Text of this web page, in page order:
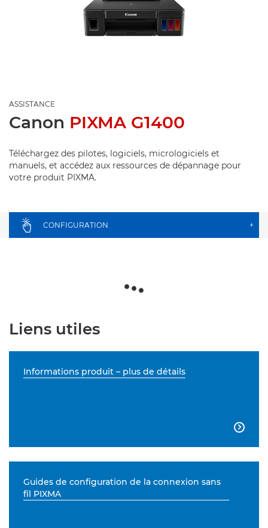
ASSISTANCE
Canon PIXMA G1400
Téléchargez des pilotes, logiciels, micrologiciels et
manuels, et accédez aux ressources de dépannage pour
votre produit PIXMA.
CONFIGURATION +
Liens utiles
Informations produit – plus de détails

Guides de configuration de la connexion sans
fil PIXMA